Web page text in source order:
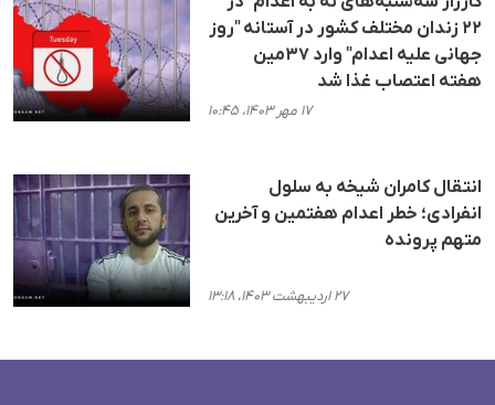
۲۲ زندان مختلف کشور در آستانه "روز
جهانی علیه اعدام" وارد ۳۷مین
هفته اعتصاب غذا شد
۱۷ مهر ۱۴۰۳، ۱۰:۴۵
انتقال کامران شیخه به سلول
انفرادی؛ خطر اعدام هفتمین و آخرین
متهم پرونده
۲۷ اردیبهشت ۱۴۰۳، ۱۳:۱۸